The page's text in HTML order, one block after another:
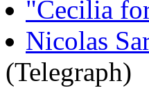
"Cecilia
Nicolas
(Telegraph)